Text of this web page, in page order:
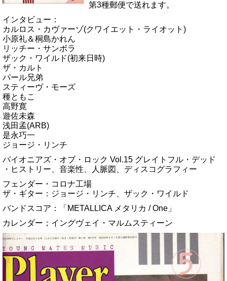
第3種郵便で送れます。
インタビュー：
カルロス・カヴァーゾ(クワイエット・ライオット)
小原礼＆桐島かれん
リッチー・サンボラ
ザック・ワイルド(初来日時)
ザ・カルト
パール兄弟
スティーヴ・モーズ
種ともこ
高野寛
遊佐未森
浅田孟(ARB)
是永巧一
ジョージ・リンチ
パイオニアズ・オブ・ロック Vol.15 グレイトフル・デッド
・ヒストリー、音楽性、人脈図、ディスコグラフィー
フェンダー・コロナ工場
ザ・ギター：ジョージ・リンチ、ザック・ワイルド
バンドスコア：「METALLICA メタリカ / One」
カレンダー；イングヴェイ・マルムスティーン